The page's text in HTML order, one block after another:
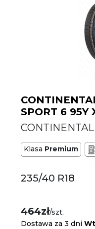
SPORT 6 95Y
CONTINENTAL
Klasa Premium
235/40 R18
464zł/szt.
Dostawa za 3 dni